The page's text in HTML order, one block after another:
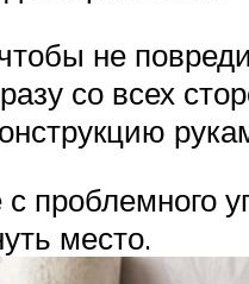
не
со всех
с
место.